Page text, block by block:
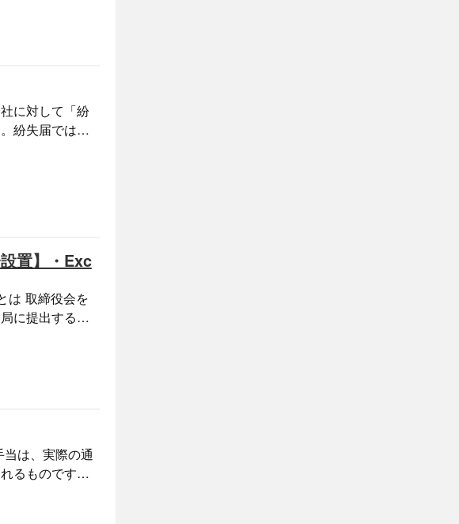
に対して「紛
紛失届では主
るだけでな
ができる本テ
うえ、ご利用
置】・Exc
は 取締役会を
に提出するた
手続きで利用
織体制を明確
場面で活用し
に利用しま
選定といった
。 ・会社の信
は、実際の通
るものです。
情報で支給を
正防止と透明